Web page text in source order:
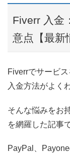
Fiverr 入金
意点【最新
Fiverrでサービ
入金方法がよく
そんな悩みをお
を網羅した記事
PayPal、